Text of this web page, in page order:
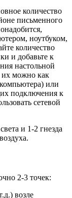
количество
письменного
ноутбуком,
количество
и добавьте к
настольной
их можно как
или
подключения к
сетевой
и 1-2 гнезда
2-3 точек:
возле